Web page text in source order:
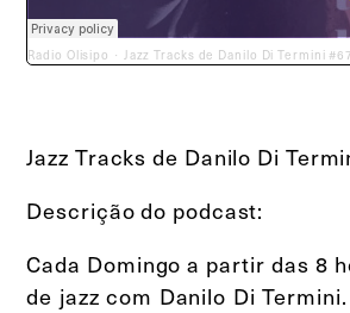
Radio Olisipo · Jazz Tracks de Danilo Di Termini #67
Jazz Tracks de Danilo Di
Descrição do podcast:
Cada Domingo a partir das 8
de jazz com Danilo Di